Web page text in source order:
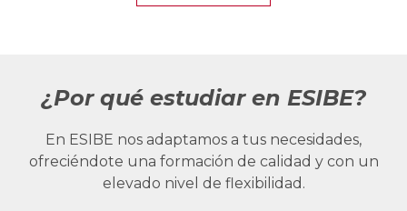
¿Por qué estudiar en ESIBE?
En ESIBE nos adaptamos a tus necesidades,
ofreciéndote una formación de calidad y con un
elevado nivel de flexibilidad.